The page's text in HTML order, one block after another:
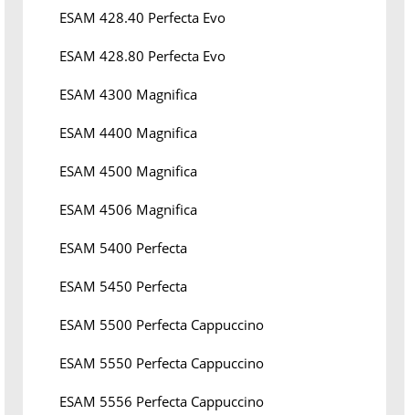
ESAM 428.40 Perfecta Evo
ESAM 428.80 Perfecta Evo
ESAM 4300 Magnifica
ESAM 4400 Magnifica
ESAM 4500 Magnifica
ESAM 4506 Magnifica
ESAM 5400 Perfecta
ESAM 5450 Perfecta
ESAM 5500 Perfecta Cappuccino
ESAM 5550 Perfecta Cappuccino
ESAM 5556 Perfecta Cappuccino